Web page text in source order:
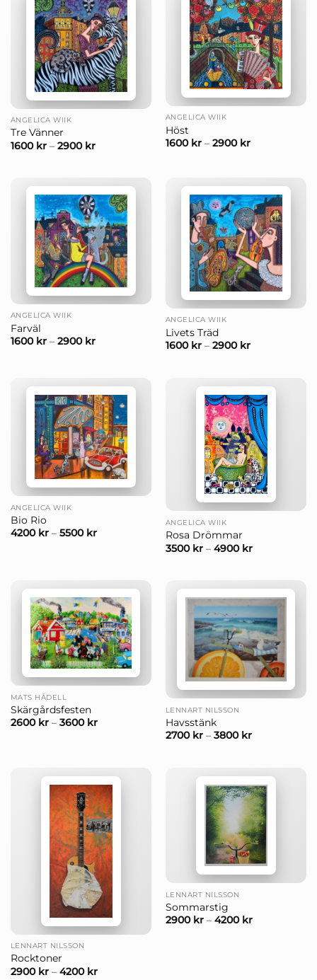
ANGELICA WIIK
Tre Vänner
1600 kr– 2900 kr
ANGELICA WIIK
Höst
1600 kr– 2900 kr
ANGELICA WIIK
Farväl
1600 kr– 2900 kr
ANGELICA WIIK
Livets Träd
1600 kr– 2900 kr
ANGELICA WIIK
Bio Rio
4200 kr– 5500 kr
ANGELICA WIIK
Rosa Drömmar
3500 kr– 4900 kr
MATS HÅDELL
Skärgårdsfesten
2600 kr– 3600 kr
LENNART NILSSON
Havsstänk
2700 kr– 3800 kr
LENNART NILSSON
Rocktoner
2900 kr– 4200 kr
LENNART NILSSON
Sommarstig
2900 kr– 4200 kr